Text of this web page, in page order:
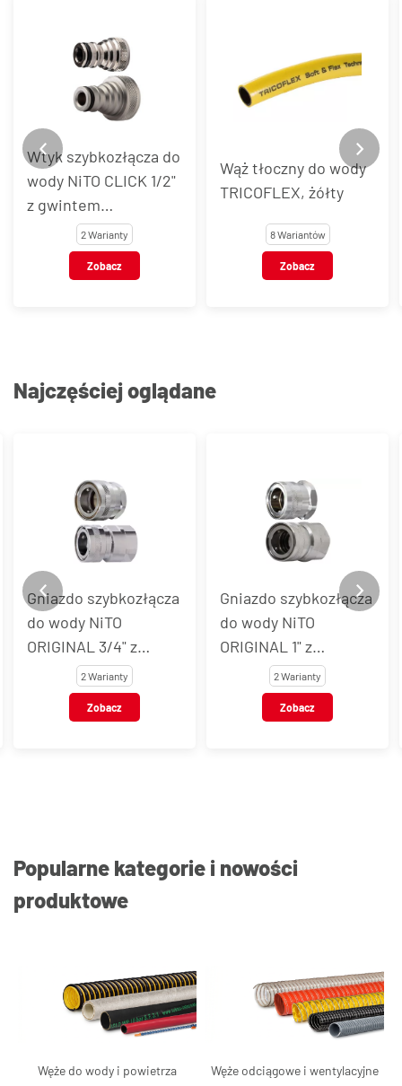
Wtyk szybkozłącza do
wody NiTO CLICK 1/2"
z gwintem
wewnętrznym,
mosiądz chromowany
2 Warianty
Zobacz
Wąż tłoczny do wody
TRICOFLEX, żółty
8 Wariantów
Zobacz
Najczęściej oglądane
Gniazdo szybkozłącza
do wody NiTO
ORIGINAL 1" z
gwintem
wewnętrznym BSP,
mosiądz chromowany
2 Warianty
Zobacz
Gniazdo szybkozłącza
do wody NiTO
ORIGINAL 1/2" z
końcówką do węża,
mosiądz chromowany
6 Wariantów
Zobacz
Popularne kategorie i nowości
produktowe
Węże do wody i powietrza Węże odciągowe i wentylacyjne